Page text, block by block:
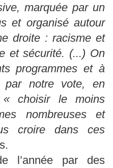
marquée par un
et organisé autour
droite : racisme et
et sécurité. (...) On
programmes et à
notre vote, en
« choisir le moins
nombreuses et
croire dans ces
l’année par des